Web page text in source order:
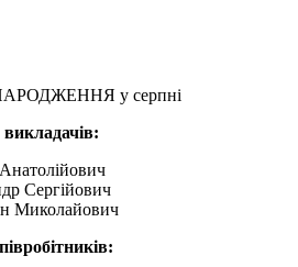
у серпні
викладачів:
Сергійович
Миколайович